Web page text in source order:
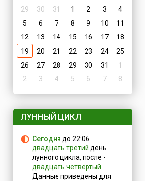
29
30 31 1 2 3
4
5
6 7 8 9 10
11
12
13 14 15 16 17
18
19
20 21 22 23 24
25
26
27 28 29 30 31
1
2
3 4 5 6 7 8
ЛУННЫЙ ЦИКЛ
Сегодня до 22:06
двадцать третий день
лунного цикла, после -
двадцать четвертый
Данные приведены для